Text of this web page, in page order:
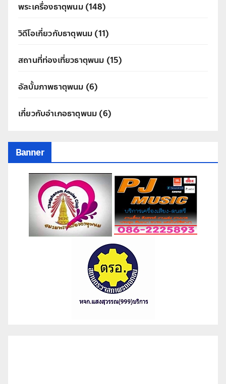
พระเครื่องธาตุพนม(148)
วิดีโอเกี่ยวกับธาตุพนม (11)
สถานที่ท่องเที่ยวธาตุพนม (15)
อัลบั้มภาพธาตุพนม (6)
เกี่ยวกับอำเภอธาตุพนม (6)
Banner